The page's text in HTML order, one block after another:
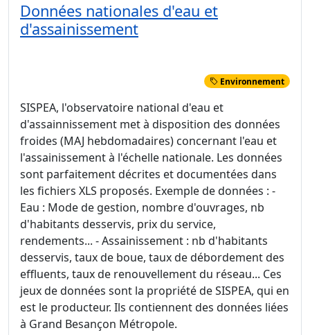
Données nationales d'eau et
d'assainissement
Environnement
SISPEA, l'observatoire national d'eau et
d'assainnissement met à disposition des données
froides (MAJ hebdomadaires) concernant l'eau et
l'assainissement à l'échelle nationale. Les données
sont parfaitement décrites et documentées dans
les fichiers XLS proposés. Exemple de données : -
Eau : Mode de gestion, nombre d'ouvrages, nb
d'habitants desservis, prix du service,
rendements... - Assainissement : nb d'habitants
desservis, taux de boue, taux de débordement des
effluents, taux de renouvellement du réseau... Ces
jeux de données sont la propriété de SISPEA, qui en
est le producteur. Ils contiennent des données liées
à Grand Besançon Métropole.